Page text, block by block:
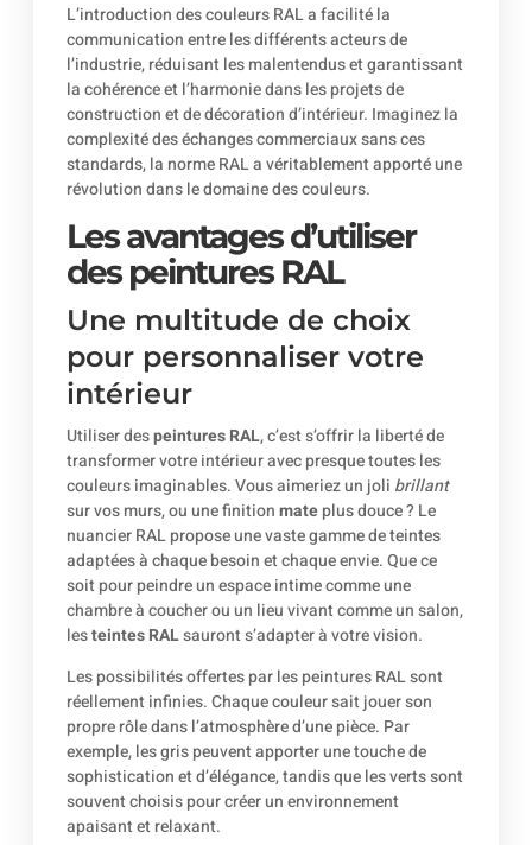
L’introduction des couleurs RAL a facilité la
communication entre les différents acteurs de
l’industrie, réduisant les malentendus et garantissant
la cohérence et l’harmonie dans les projets de
construction et de décoration d’intérieur. Imaginez la
complexité des échanges commerciaux sans ces
standards, la norme RAL a véritablement apporté une
révolution dans le domaine des couleurs.
Les avantages d’utiliser
des peintures RAL
Une multitude de choix
pour personnaliser votre
intérieur
Utiliser despeintures RAL, c’est s’offrir la liberté de
transformer votre intérieur avec presque toutes les
couleurs imaginables. Vous aimeriez un joli brillant
sur vos murs, ou une finitionmateplus douce ? Le
nuancier RAL propose une vaste gamme de teintes
adaptées à chaque besoin et chaque envie. Que ce
soit pour peindre un espace intime comme une
chambre à coucher ou un lieu vivant comme un salon,
lesteintes RALsauront s’adapter à votre vision.
Les possibilités offertes par les peintures RAL sont
réellement infinies. Chaque couleur sait jouer son
propre rôle dans l’atmosphère d’une pièce. Par
exemple, les gris peuvent apporter une touche de
sophistication et d’élégance, tandis que les verts sont
souvent choisis pour créer un environnement
apaisant et relaxant.